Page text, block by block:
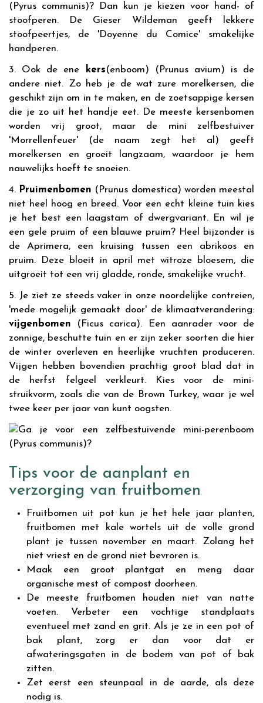
(Pyrus communis)? Dan kun je kiezen voor hand- of
stoofperen. De Gieser Wildeman geeft lekkere
stoofpeertjes, de 'Doyenne du Comice' smakelijke
handperen.
3. Ook de ene kers(enboom) (Prunus avium) is de
andere niet. Zo heb je de wat zure morelkersen, die
geschikt zijn om in te maken, en de zoetsappige kersen
die je zo uit het handje eet. De meeste kersenbomen
worden vrij groot, maar de mini zelfbestuiver
'Morrellenfeuer' (de naam zegt het al) geeft
morelkersen en groeit langzaam, waardoor je hem
nauwelijks hoeft te snoeien.
4. Pruimenbomen (Prunus domestica) worden meestal
niet heel hoog en breed. Voor een echt kleine tuin kies
je het best een laagstam of dwergvariant. En wil je
een gele pruim of een blauwe pruim? Heel bijzonder is
de Aprimera, een kruising tussen een abrikoos en
pruim. Deze bloeit in april met witroze bloesem, die
uitgroeit tot een vrij gladde, ronde, smakelijke vrucht.
5. Je ziet ze steeds vaker in onze noordelijke contreien,
'mede mogelijk gemaakt door' de klimaatverandering:
vijgenbomen (Ficus carica). Een aanrader voor de
zonnige, beschutte tuin en er zijn zeker soorten die hier
de winter overleven en heerlijke vruchten produceren.
Vijgen hebben bovendien prachtig groot blad dat in
de herfst felgeel verkleurt. Kies voor de mini-
struikvorm, zoals die van de Brown Turkey, waar je wel
twee keer per jaar van kunt oogsten.
Tips voor de aanplant en
verzorging van fruitbomen
Fruitbomen uit pot kun je het hele jaar planten,
fruitbomen met kale wortels uit de volle grond
plant je tussen november en maart. Zolang het
niet vriest en de grond niet bevroren is.
Maak een groot plantgat en meng daar
organische mest of compost doorheen.
De meeste fruitbomen houden niet van natte
voeten. Verbeter een vochtige standplaats
eventueel met zand en grit. Als je ze in een pot of
bak plant, zorg er dan voor dat er
afwateringsgaten in de bodem van pot of bak
zitten.
Zet eerst een steunpaal in de aarde, als deze
nodig is.